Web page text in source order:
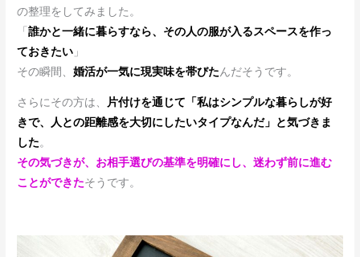
の整理をしてみました。
「誰かと一緒に暮らすなら、その人の服が入るスペースを作っ
ておきたい 」
その瞬間、婚活が一気に現実味を帯びたんだそうです。
さらにその方は、片付けを通じて「私はシンプルな暮らしが好
きで、人との距離感を大切にしたいタイプなんだ」と気づきま
した。
その気づきが、お相手選びの基準を明確にし、迷わず前に進む
ことができたそうです。